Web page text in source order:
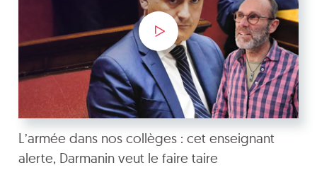
L’armée dans nos collèges : cet enseignant
alerte, Darmanin veut le faire taire